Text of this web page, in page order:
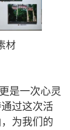
材
是一次心灵
过这次活
为我们的